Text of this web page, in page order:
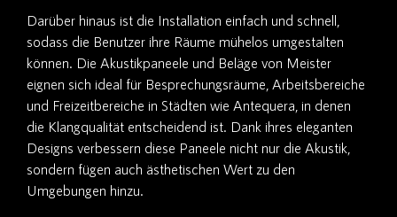
Darüber hinaus ist die Installation einfach und schnell,
sodass die Benutzer ihre Räume mühelos umgestalten
können. Die Akustikpaneele und Beläge von Meister
eignen sich ideal für Besprechungsräume, Arbeitsbereiche
und Freizeitbereiche in Städten wie Antequera, in denen
die Klangqualität entscheidend ist. Dank ihres eleganten
Designs verbessern diese Paneele nicht nur die Akustik,
sondern fügen auch ästhetischen Wert zu den
Umgebungen hinzu.